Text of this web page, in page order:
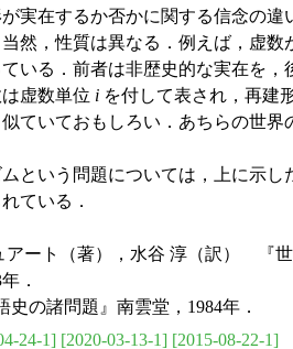
実在するか否かに関する信念の
然，性質は異なる．例えば，虚数
いる．前者は非歴史的な実在を
虚数単位 i を付して表され，再建
ていておもしろい．あちらの世
という問題については，上に示し
ている．
ート（著），水谷 淳（訳） 『
．
の諸問題』南雲堂，1984年．
24-1] [2020-03-13-1] [2015-08-22-1]